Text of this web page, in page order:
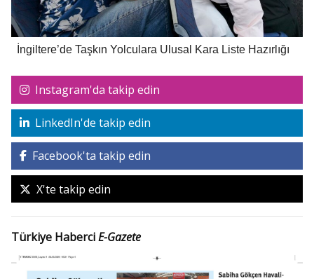
İngiltere’de Taşkın Yolculara Ulusal Kara Liste Hazırlığı
Instagram'da takip edin
LinkedIn'de takip edin
Facebook'ta takip edin
X'te takip edin
Türkiye HaberciE-Gazete